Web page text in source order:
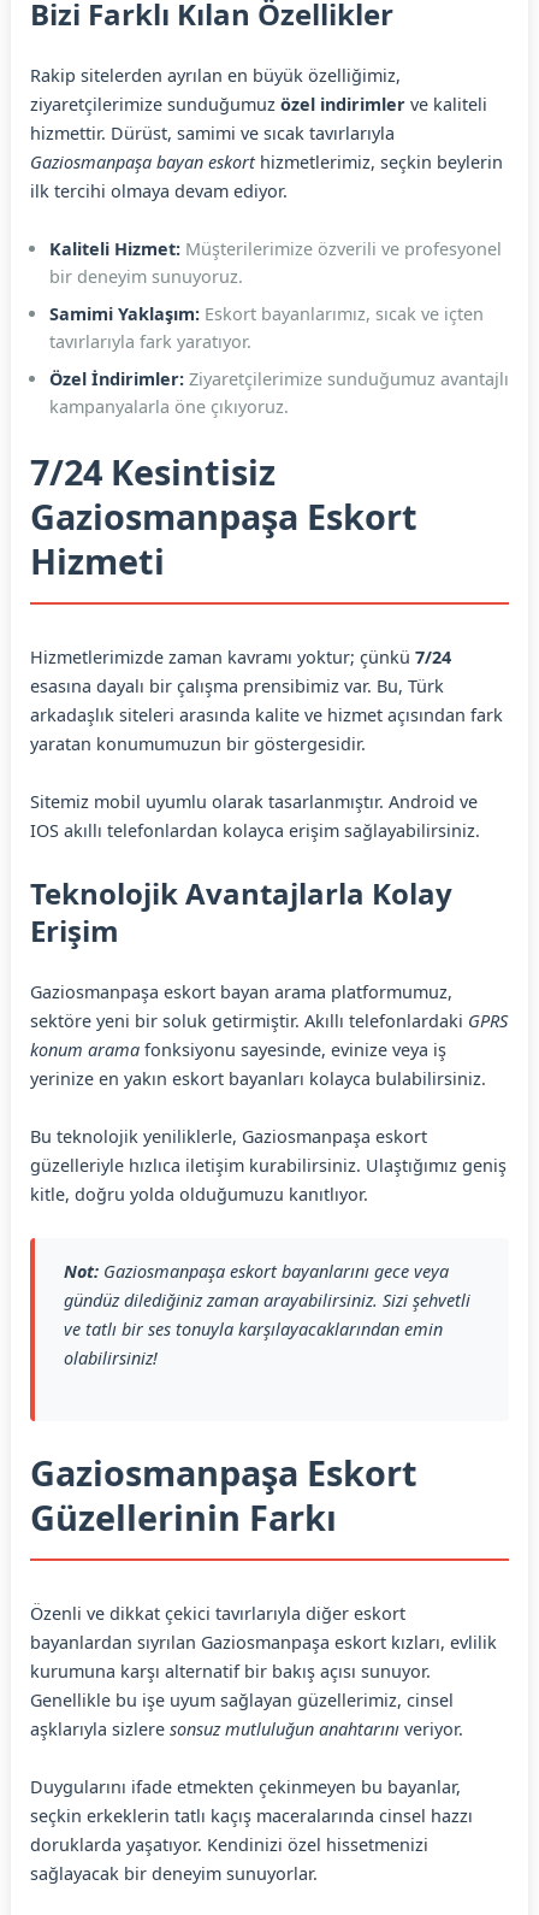
Bizi Farklı Kılan Özellikler
Rakip sitelerden ayrılan en büyük özelliğimiz,
ziyaretçilerimize sunduğumuz özel indirimler ve kaliteli
hizmettir. Dürüst, samimi ve sıcak tavırlarıyla
Gaziosmanpaşa bayan eskorthizmetlerimiz, seçkin beylerin
ilk tercihi olmaya devam ediyor.
Kaliteli Hizmet: Müşterilerimize özverili ve profesyonel
bir deneyim sunuyoruz.
Samimi Yaklaşım: Eskort bayanlarımız, sıcak ve içten
tavırlarıyla fark yaratıyor.
Özel İndirimler: Ziyaretçilerimize sunduğumuz avantajlı
kampanyalarla öne çıkıyoruz.
7/24 Kesintisiz
Gaziosmanpaşa Eskort
Hizmeti
Hizmetlerimizde zaman kavramı yoktur; çünkü 7/24
esasına dayalı bir çalışma prensibimiz var. Bu, Türk
arkadaşlık siteleri arasında kalite ve hizmet açısından fark
yaratan konumumuzun bir göstergesidir.
Sitemiz mobil uyumlu olarak tasarlanmıştır. Android ve
IOS akıllı telefonlardan kolayca erişim sağlayabilirsiniz.
Teknolojik Avantajlarla Kolay
Erişim
Gaziosmanpaşa eskort bayan arama platformumuz,
sektöre yeni bir soluk getirmiştir. Akıllı telefonlardaki GPRS
konum arama fonksiyonu sayesinde, evinize veya iş
yerinize en yakın eskort bayanları kolayca bulabilirsiniz.
Bu teknolojik yeniliklerle, Gaziosmanpaşa eskort
güzelleriyle hızlıca iletişim kurabilirsiniz. Ulaştığımız geniş
kitle, doğru yolda olduğumuzu kanıtlıyor.
Not: Gaziosmanpaşa eskort bayanlarını gece veya
gündüz dilediğiniz zaman arayabilirsiniz. Sizi şehvetli
ve tatlı bir ses tonuyla karşılayacaklarından emin
olabilirsiniz!
Gaziosmanpaşa Eskort
Güzellerinin Farkı
Özenli ve dikkat çekici tavırlarıyla diğer eskort
bayanlardan sıyrılan Gaziosmanpaşa eskort kızları, evlilik
kurumuna karşı alternatif bir bakış açısı sunuyor.
Genellikle bu işe uyum sağlayan güzellerimiz, cinsel
aşklarıyla sizlere sonsuz mutluluğun anahtarını veriyor.
Duygularını ifade etmekten çekinmeyen bu bayanlar,
seçkin erkeklerin tatlı kaçış maceralarında cinsel hazzı
doruklarda yaşatıyor. Kendinizi özel hissetmenizi
sağlayacak bir deneyim sunuyorlar.